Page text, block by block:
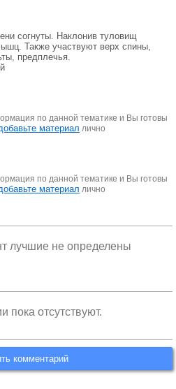
согнуты. Наклонив туловищ
Также участвуют верх спины,
предплечья.
по данной тематике и Вы готовы
материал лично
по данной тематике и Вы готовы
материал лично
лучшие не определены
пока отсутствуют.
комментарий